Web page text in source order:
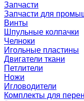
Запчасти
Запчасти для
Винты
Шпульные колпачки
Челноки
Игольные пластины
Двигатели ткани
Петлители
Ножи
Игловодители
Комплекты для